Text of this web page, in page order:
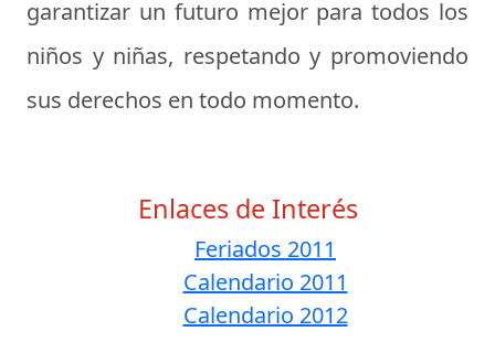
garantizar un futuro mejor para todos los
niños y niñas, respetando y promoviendo
sus derechos en todo momento.
Enlaces de Interés
Feriados 2011
Calendario 2011
Calendario 2012